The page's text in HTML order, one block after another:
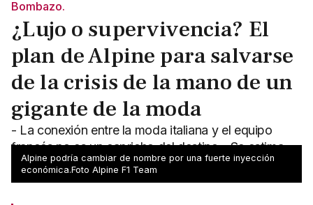
Bombazo.
¿Lujo o supervivencia? El
plan de Alpine para salvarse
de la crisis de la mano de un
gigante de la moda
- La conexión entre la moda italiana y el equipo
francés no es un capricho del destino - Se estima
que el contrato sería entre 40 y 60 millones de euros
Alpine podría cambiar de nombre por una fuerte inyección
económica.Foto Alpine F1 Team